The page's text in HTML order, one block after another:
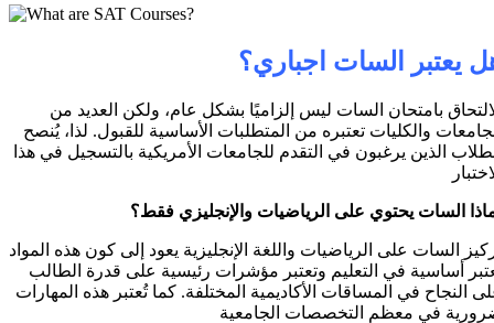
يعتبر السات اجباري؟
بامتحان السات ليس إلزاميًا بشكل عام، ولكن العديد من
والكليات تعتبره من المتطلبات الأساسية للقبول. لذا، يُنصح
الذين يرغبون في التقدم للجامعات الأمريكية بالتسجيل في هذا
السات يحتوي على الرياضيات والإنجليزي فقط؟
السات على الرياضيات واللغة الإنجليزية يعود إلى كون هذه المواد
أساسية في التعليم وتعتبر مؤشرات رئيسية على قدرة الطالب
النجاح في المساقات الأكاديمية المختلفة. كما تُعتبر هذه المهارات
في معظم التخصصات الجامعية